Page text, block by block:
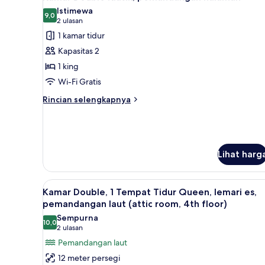
semua
foto
untuk
Kamar
Double
Klasik,
pemandangan
halaman
9,09,0 dari 10
Istimewa
2 ulasan
(2
ulasan)
1 kamar tidur
Kapasitas 2
1 king
Wi-Fi Gratis
Rincian selengkapnya
Rincian
Klasik,
pemandangan
halaman
Lihat
Lihat
semua
foto
untuk
Kamar
Double,
Kamar Double, 1 Tempat
7
Kamar Double, 1 Tempat Tidur Queen, lemari es,
pemandangan laut (attic room, 4th floor)
10,010,0 dari 10
Sempurna
2 ulasan
(2
ulasan)
Pemandangan laut
12 meter persegi